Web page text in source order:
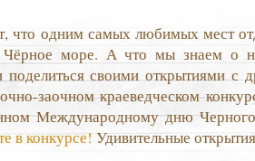
что одним самых любимых мест
Чёрное море. А что мы знаем о
своими открытиями с
заочном краеведческом
Международному дню
в конкурсе! Удивительные